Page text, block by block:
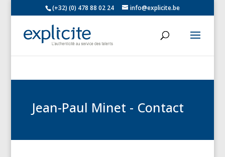
(+32) (0) 478 88 02 24 info@explicite.be
Jean-Paul Minet - Contact